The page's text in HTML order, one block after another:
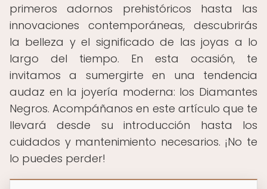
primeros adornos prehistóricos hasta las
innovaciones contemporáneas, descubrirás
la belleza y el significado de las joyas a lo
largo del tiempo. En esta ocasión, te
invitamos a sumergirte en una tendencia
audaz en la joyería moderna: los Diamantes
Negros. Acompáñanos en este artículo que te
llevará desde su introducción hasta los
cuidados y mantenimiento necesarios. ¡No te
lo puedes perder!